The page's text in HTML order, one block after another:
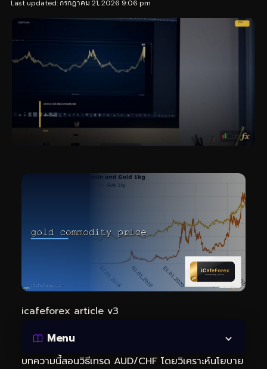
Last updated: กรกฎาคม 21, 2026 9:06 pm
icafeforex article v3
Menu
บทความนี้สอนวิธีเทรด AUD/CHF โดยวิเคราะห์นโยบาย